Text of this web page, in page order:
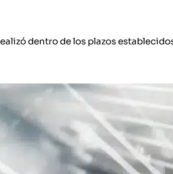
dentro de los plazos